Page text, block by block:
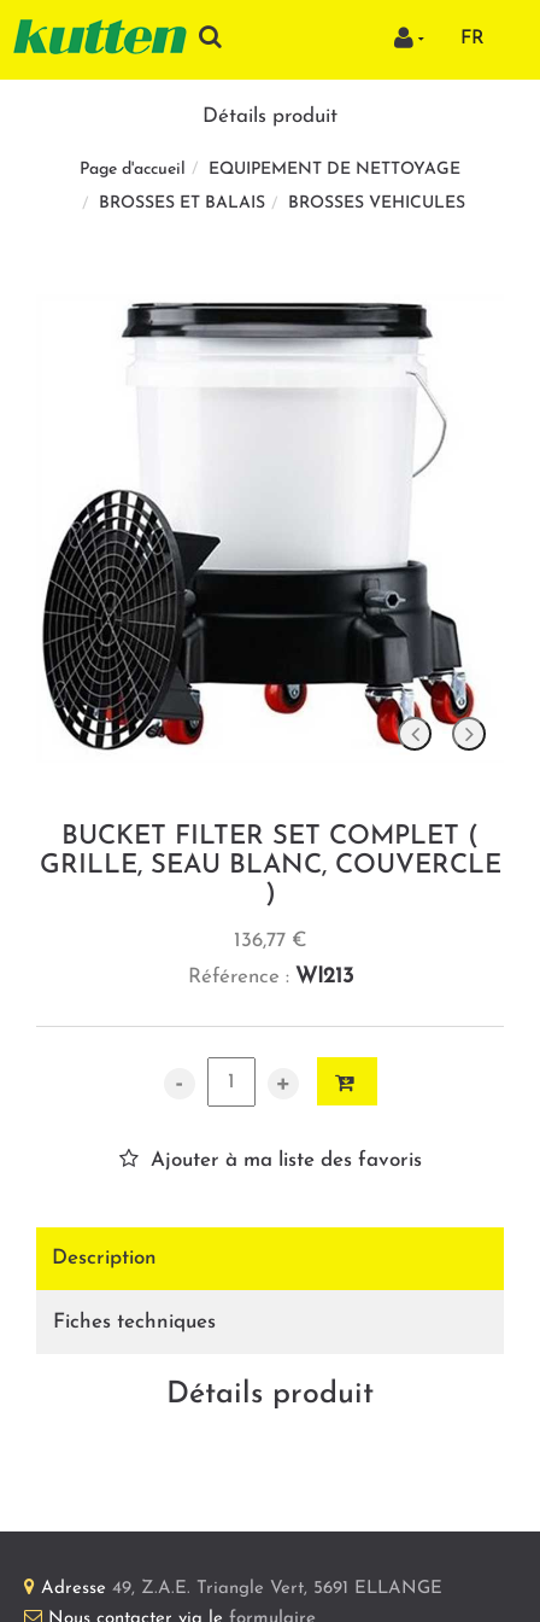
FR
Détails produit
Page d'accueil
EQUIPEMENT DE NETTOYAGE
BROSSES ET BALAIS
BROSSES VEHICULES
BUCKET FILTER SET COMPLET (
GRILLE, SEAU BLANC, COUVERCLE
)
136,77 €
Référence : WI213
- +
Ajouter à ma liste des favoris
Description
Fiches techniques
Détails produit
Adresse 49, Z.A.E. Triangle Vert, 5691 ELLANGE